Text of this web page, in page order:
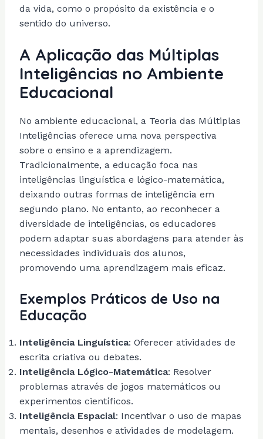
da vida, como o propósito da existência e o
sentido do universo.
A Aplicação das Múltiplas
Inteligências no Ambiente
Educacional
No ambiente educacional, a Teoria das Múltiplas
Inteligências oferece uma nova perspectiva
sobre o ensino e a aprendizagem.
Tradicionalmente, a educação foca nas
inteligências linguística e lógico-matemática,
deixando outras formas de inteligência em
segundo plano. No entanto, ao reconhecer a
diversidade de inteligências, os educadores
podem adaptar suas abordagens para atender às
necessidades individuais dos alunos,
promovendo uma aprendizagem mais eficaz.
Exemplos Práticos de Uso na
Educação
Inteligência Linguística: Oferecer atividades de
escrita criativa ou debates.
Inteligência Lógico-Matemática: Resolver
problemas através de jogos matemáticos ou
experimentos científicos.
Inteligência Espacial: Incentivar o uso de mapas
mentais, desenhos e atividades de modelagem.